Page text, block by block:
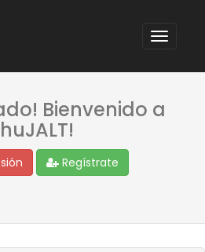
Bienvenido a
Regístrate